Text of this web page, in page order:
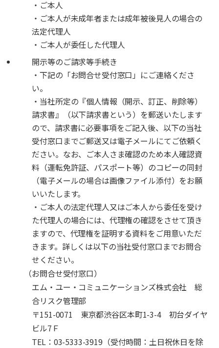
・ご本人
・ご本人が未成年者または成年被後見人の場合の
法定代理人
・ご本人が委任した代理人
開示等のご請求等手続き
・下記の「お問合せ受付窓口」にご連絡くださ
い。
・当社所定の『個人情報（開示、訂正、削除等）
請求書』（以下請求書という）を郵送いたします
ので、請求書に必要事項をご記入後、以下の当社
受付窓口までご郵送又は電子メールにてご依頼く
ださい。なお、ご本人さま確認のため本人確認資
料（運転免許証、パスポート等）のコピーの同封
（電子メールの場合は画像ファイル添付）をお願
いいたします。
・ご本人の法定代理人又はご本人から委任を受け
た代理人の場合には、代理権の確認をさせて頂き
ますので、代理権を証明する資料をご用意いただ
きます。詳しくは以下の当社受付窓口までお問合
せください。
（お問合せ受付窓口）
エム・ユー・コミュニケーションズ株式会社 総
合リスク管理部
〒151-0071 東京都渋谷区本町1-3-4 初台ダイヤ
ビル7Ｆ
TEL：03-5333-3919（受付時間：土日祝休日を除